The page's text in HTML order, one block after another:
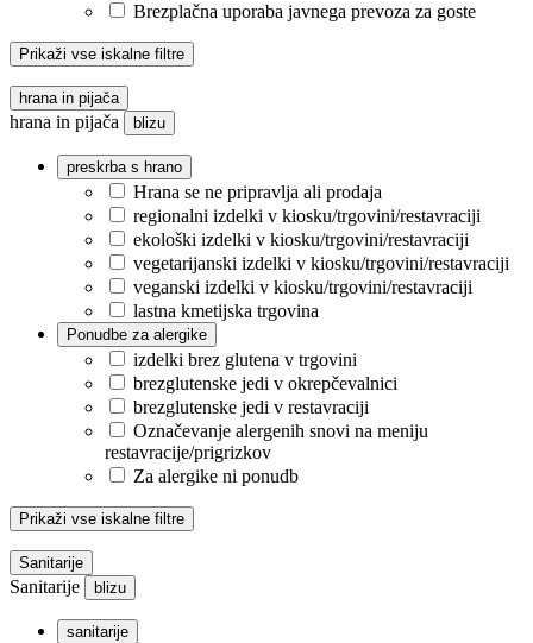
Brezplačna uporaba javnega prevoza za goste
Prikaži vse iskalne filtre
hrana in pijača
hrana in pijača blizu
preskrba s hrano
Hrana se ne pripravlja ali prodaja
regionalni izdelki v kiosku/trgovini/restavraciji
ekološki izdelki v kiosku/trgovini/restavraciji
vegetarijanski izdelki v kiosku/trgovini/restavraciji
veganski izdelki v kiosku/trgovini/restavraciji
lastna kmetijska trgovina
Ponudbe za alergike
izdelki brez glutena v trgovini
brezglutenske jedi v okrepčevalnici
brezglutenske jedi v restavraciji
Označevanje alergenih snovi na meniju
restavracije/prigrizkov
Za alergike ni ponudb
Prikaži vse iskalne filtre
Sanitarije
Sanitarije blizu
sanitarije